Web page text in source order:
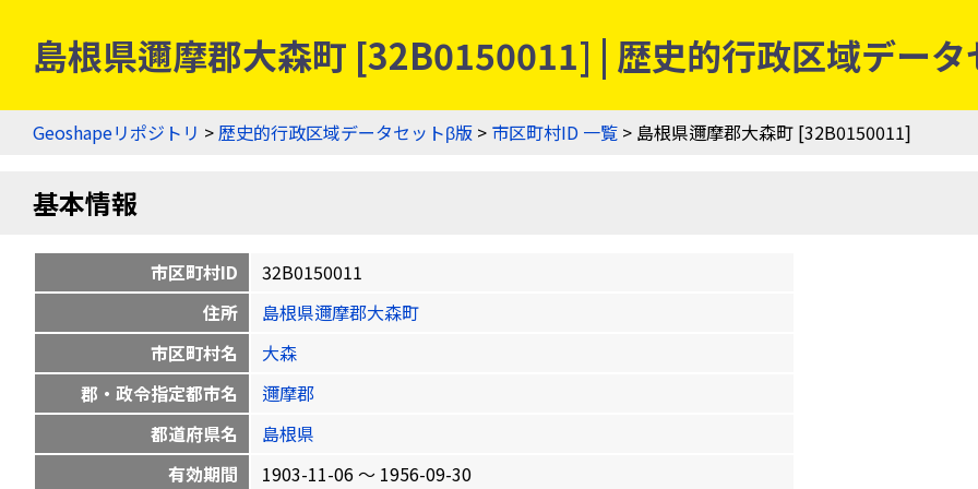
島根県邇摩郡大森町 [32B0150011] | 歴史的行政区域デー
Geoshapeリポジトリ >歴史的行政区域データセットβ版 > 市区町村ID 一覧 > 島根県邇摩郡大森町 [32B0150011]
基本情報
市区町村ID
32B0150011
住所
島根県邇摩郡大森町
市区町村名
大森
郡・政令指定都市名
邇摩郡
都道府県名
島根県
有効期間
1903-11-06 〜 1956-09-30